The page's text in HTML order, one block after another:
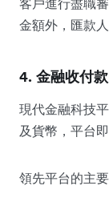
金額外，匯款
4. 金融收付
現代金融科技
及貨幣，平台
領先平台的主